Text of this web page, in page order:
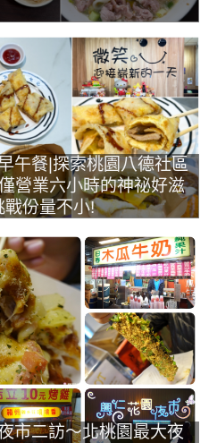
午餐|探索桃園八德社區
營業六小時的神祕好滋
戰份量不小!
市二訪～北桃園最大夜